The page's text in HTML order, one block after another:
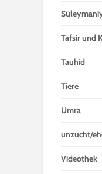
Tafsir und
Tauhid
Tiere
Umra
unzucht/
Videothek